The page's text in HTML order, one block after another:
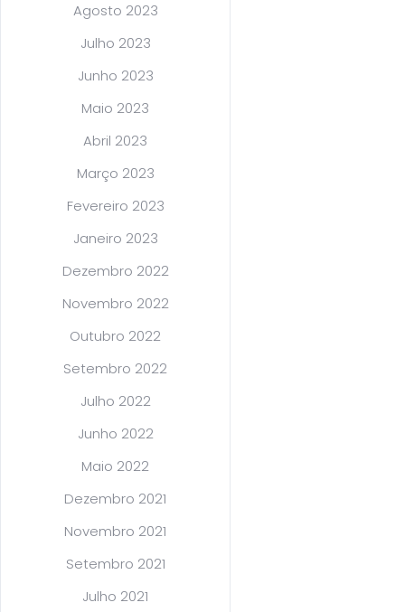
Agosto 2023
Julho 2023
Junho 2023
Maio 2023
Abril 2023
Março 2023
Fevereiro 2023
Janeiro 2023
Dezembro 2022
Novembro 2022
Outubro 2022
Setembro 2022
Julho 2022
Junho 2022
Maio 2022
Dezembro 2021
Novembro 2021
Setembro 2021
Julho 2021